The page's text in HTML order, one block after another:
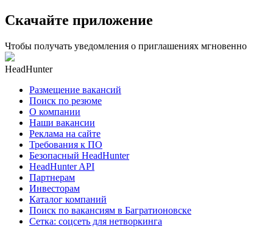
Скачайте приложение
Чтобы получать уведомления о приглашениях мгновенно
HeadHunter
Размещение вакансий
Поиск по резюме
О компании
Наши вакансии
Реклама на сайте
Требования к ПО
Безопасный HeadHunter
HeadHunter API
Партнерам
Инвесторам
Каталог компаний
Поиск по вакансиям в Багратионовске
Сетка: соцсеть для нетворкинга